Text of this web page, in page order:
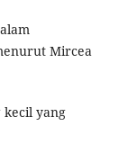
Mircea
kecil yang